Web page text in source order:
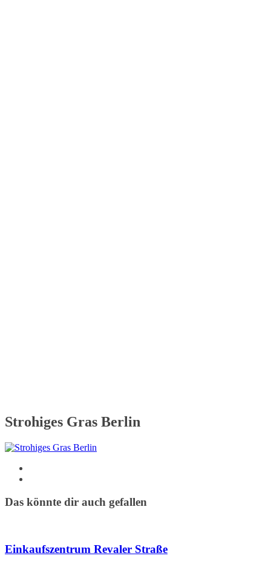
Strohiges Gras Berlin
Das könnte dir auch gefallen
Einkaufszentrum Revaler Straße